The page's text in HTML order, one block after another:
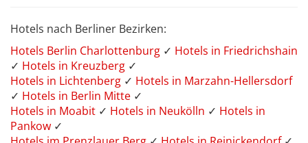
Hotels nach Berliner Bezirken:
Hotels Berlin Charlottenburg ✓ Hotels in Friedrichshain
✓ Hotels in Kreuzberg ✓
Hotels in Lichtenberg ✓ Hotels in Marzahn-Hellersdorf
✓ Hotels in Berlin Mitte ✓
Hotels in Moabit ✓ Hotels in Neukölln ✓ Hotels in
Pankow ✓